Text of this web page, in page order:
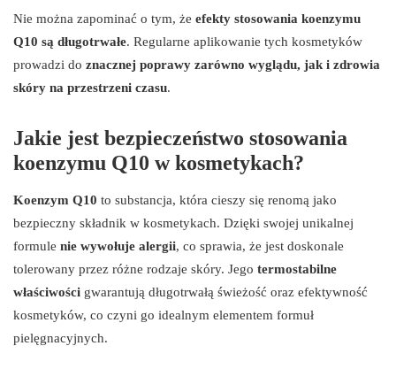
Nie można zapominać o tym, że efekty stosowania koenzymu
Q10 są długotrwałe. Regularne aplikowanie tych kosmetyków
prowadzi do znacznej poprawy zarówno wyglądu, jak i zdrowia
skóry na przestrzeni czasu.
Jakie jest bezpieczeństwo stosowania
koenzymu Q10 w kosmetykach?
Koenzym Q10 to substancja, która cieszy się renomą jako
bezpieczny składnik w kosmetykach. Dzięki swojej unikalnej
formule nie wywołuje alergii, co sprawia, że jest doskonale
tolerowany przez różne rodzaje skóry. Jego termostabilne
właściwości gwarantują długotrwałą świeżość oraz efektywność
kosmetyków, co czyni go idealnym elementem formuł
pielęgnacyjnych.